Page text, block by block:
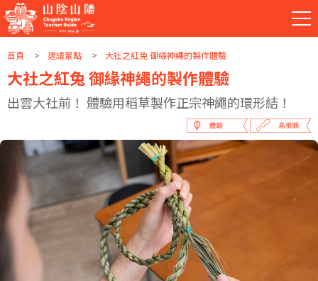
首頁 建議景點 大社之紅兔 御緣神繩的製作體驗
大社之紅兔 御緣神繩的製作體驗
出雲大社前！ 體驗用稻草製作正宗神繩的環形結！